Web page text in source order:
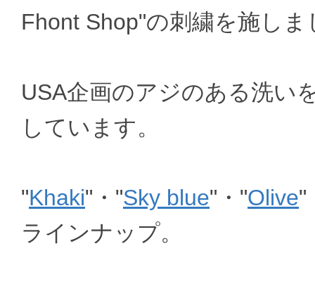
Fhont Shop"の刺繍を施しま
USA企画のアジのある洗い
しています。
"Khaki"・"Sky blue"・"Olive"
ラインナップ。